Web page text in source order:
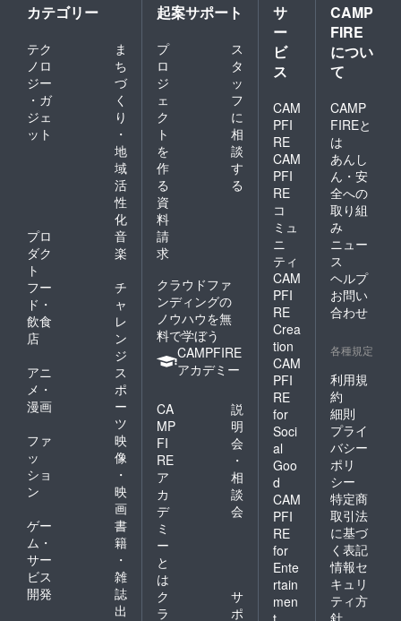
カテゴリー
テク
ノロ
ジー
・ガ
ジェ
ット
ま
ち
づ
く
り
・
地
域
活
性
化
プロ
ダク
ト
音
楽
フー
ド・
飲食
店
チ
ャ
レ
ン
ジ
アニ
メ・
漫画
ス
ポ
ー
ツ
ファ
ッ
ショ
ン
映
像
・
映
画
ゲー
ム・
サー
ビス
開発
書
籍
・
雑
誌
出
起案サポート
プ
ロ
ジ
ェ
ク
ト
を
作
る
ス
タ
ッ
フ
に
相
談
す
る
資
料
請
求
クラウドファ
ンディングの
ノウハウを無
料で学ぼう
CAMPFIRE
アカデミー
CA
MP
FI
RE
ア
カ
デ
ミ
ー
と
は
説
明
会
・
相
談
会
ク
ラ
サ
ポ
サ
ー
ビ
ス
CAM
PFI
RE
CAM
PFI
RE
コ
ミュ
ニ
ティ
CAM
PFI
RE
Crea
tion
CAM
PFI
RE
for
Soci
al
Goo
d
CAM
PFI
RE
for
Ente
rtain
men
CAMP
FIRE
につい
て
CAMP
FIREと
は
あんし
ん・安
全への
取り組
み
ニュー
ス
ヘルプ
お問い
合わせ
各種規定
利用規
約
細則
プライ
バシー
ポリ
シー
特定商
取引法
に基づ
く表記
情報セ
キュリ
ティ方
針